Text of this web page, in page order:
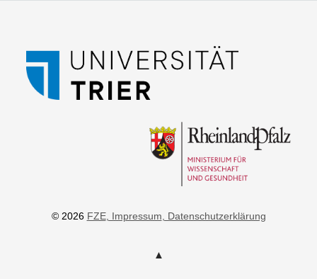
© 2026 FZE, Impressum , Datenschutzerklärung